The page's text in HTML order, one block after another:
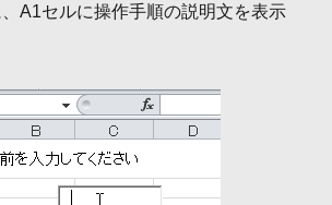
A1セルに操作手順の説明文を表示